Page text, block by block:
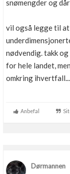
snømengder og
vil også legge til at
nødvendig. takk
for hele landet,
omkring ihvertfall...
Anbefal
Dørmannen